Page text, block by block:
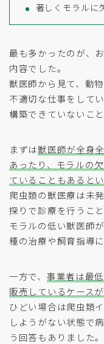
著しくモラルに
最も多かったのが、
内容でした。
獣医師から見て、動
不適切な仕事をして
構築できていないこと
まずは獣医師が全身
あったり、モラルの
ていることもあると
爬虫類の獣医療は未
探りで診療を行うこ
モラルの低い獣医師
種の治療や飼育指導
一方で、 事業者は最
販売しているケース
ひどい場合は爬虫類
しようがない状態で
う回答もありました。